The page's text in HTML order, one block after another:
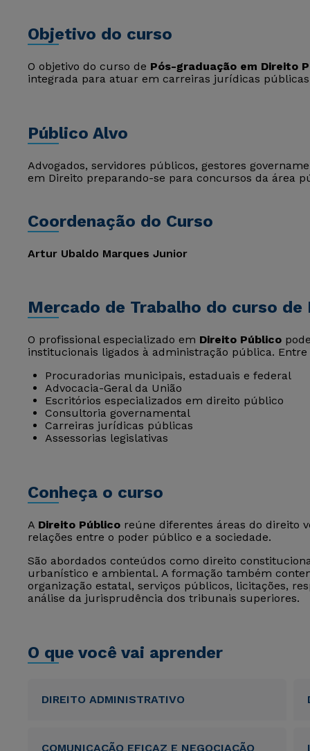
Objetivo do curso
O objetivo do curso de Pós-graduação em Direito
integrada para atuar em carreiras jurídicas
Público Alvo
Advogados, servidores públicos, gestores
em Direito preparando-se para concursos da área
Coordenação do Curso
Artur Ubaldo Marques Junior
Mercado de Trabalho do curso
O profissional especializado em Direito Público
institucionais ligados à administração pública.
Procuradorias municipais, estaduais e federal
Advocacia-Geral da União
Escritórios especializados em direito público
Consultoria governamental
Carreiras jurídicas públicas
Assessorias legislativas
Conheça o curso
A Direito Público reúne diferentes áreas do direito
relações entre o poder público e a sociedade.
São abordados conteúdos como direito
urbanístico e ambiental. A formação também
organização estatal, serviços públicos, licitações,
análise da jurisprudência dos tribunais superiores.
O que você vai aprender
DIREITO ADMINISTRATIVO
COMUNICAÇÃO EFICAZ E NEGOCIAÇÃO